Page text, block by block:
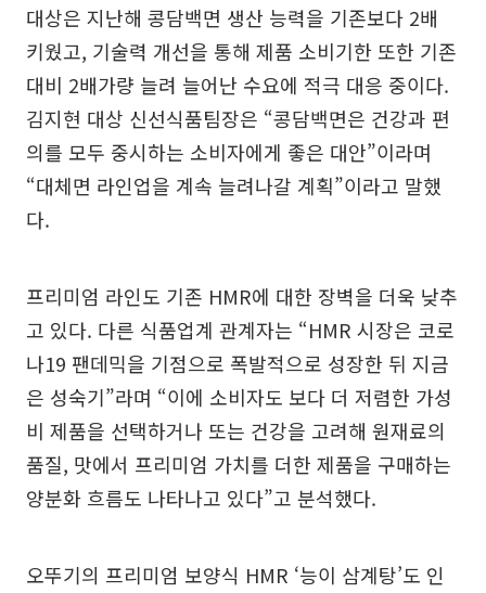
대상은 지난해 콩담백면 생산 능력을 기존보다 2배
키웠고, 기술력 개선을 통해 제품 소비기한 또한 기존
대비 2배가량 늘려 늘어난 수요에 적극 대응 중이다.
김지현 대상 신선식품팀장은 “콩담백면은 건강과 편
의를 모두 중시하는 소비자에게 좋은 대안”이라며
“대체면 라인업을 계속 늘려나갈 계획”이라고 말했
다.
프리미엄 라인도 기존 HMR에 대한 장벽을 더욱 낮추
고 있다. 다른 식품업계 관계자는 “HMR 시장은 코로
나19 팬데믹을 기점으로 폭발적으로 성장한 뒤 지금
은 성숙기”라며 “이에 소비자도 보다 더 저렴한 가성
비 제품을 선택하거나 또는 건강을 고려해 원재료의
품질, 맛에서 프리미엄 가치를 더한 제품을 구매하는
양분화 흐름도 나타나고 있다”고 분석했다.
오뚜기의 프리미엄 보양식 HMR ‘능이 삼계탕’도 인